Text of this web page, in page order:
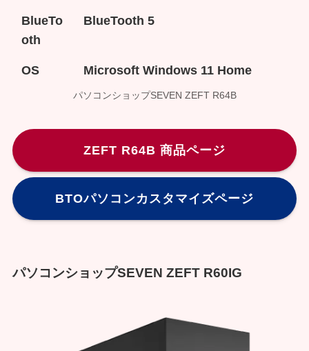
BlueTo
oth
BlueTooth 5
OS Microsoft Windows 11 Home
パソコンショップSEVEN ZEFT R64B
ZEFT R64B 商品ページ
BTOパソコンカスタマイズページ
パソコンショップSEVEN ZEFT R60IG